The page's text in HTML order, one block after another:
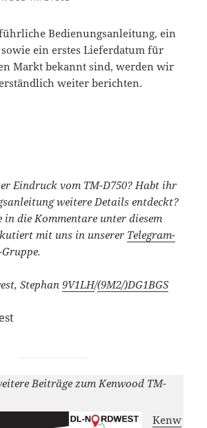
Bedienungsanleitung, ein
ein erstes Lieferdatum für
Markt bekannt sind, werden wir
weiter berichten.
Eindruck vom TM-D750? Habt ihr
weitere Details entdeckt?
in die Kommentare unter diesem
mit uns in unserer Telegram-
Gruppe.
Stephan9V1LH/(9M2/)DG1BGS
Beiträge zum Kenwood TM-
Kenw